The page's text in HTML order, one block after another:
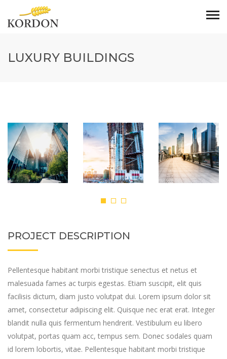
LUXURY BUILDINGS
PROJECT DESCRIPTION
Pellentesque habitant morbi tristique senectus et netus et
malesuada fames ac turpis egestas. Etiam suscipit, elit quis
facilisis dictum, diam justo volutpat dui. Lorem ipsum dolor sit
amet, consectetur adipiscing elit. Quisque nec erat erat. Integer
blandit nulla quis fermentum hendrerit. Vestibulum eu libero
volutpat, portas quam acc, tempus sem. Donec sodales quam
id lorem lobortis, vitae. Pellentesque habitant morbi tristique